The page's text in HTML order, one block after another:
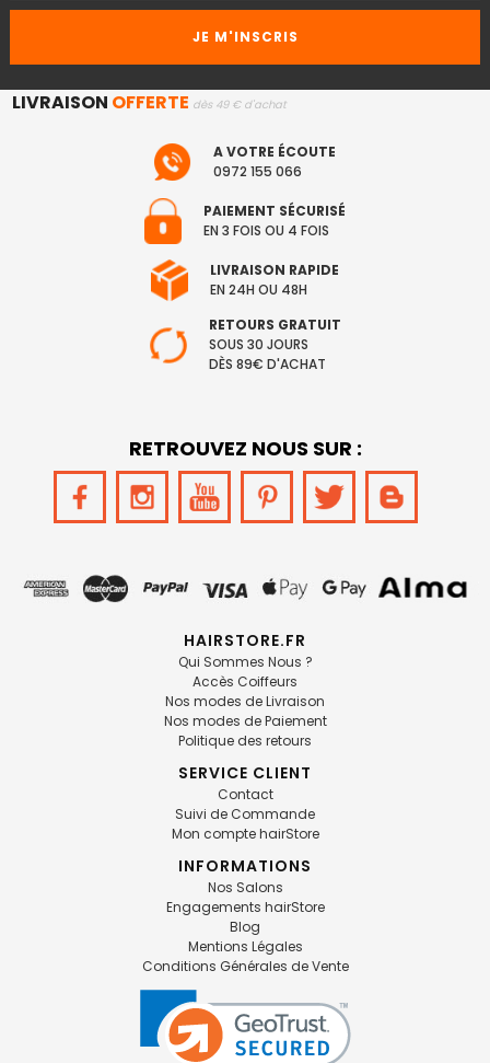
LIVRAISON OFFERTE dès 49 € d'achat
A VOTRE ÉCOUTE
0972 155 066
PAIEMENT SÉCURISÉ
EN 3 FOIS OU 4 FOIS
LIVRAISON RAPIDE
EN 24H OU 48H
RETOURS GRATUIT
SOUS 30 JOURS
DÈS 89€ D'ACHAT
RETROUVEZ NOUS SUR :
HAIRSTORE.FR
Qui Sommes Nous ?
Accès Coiffeurs
Nos modes de Livraison
Nos modes de Paiement
Politique des retours
SERVICE CLIENT
Contact
Suivi de Commande
Mon compte hairStore
INFORMATIONS
Nos Salons
Engagements hairStore
Blog
Mentions Légales
Conditions Générales de Vente